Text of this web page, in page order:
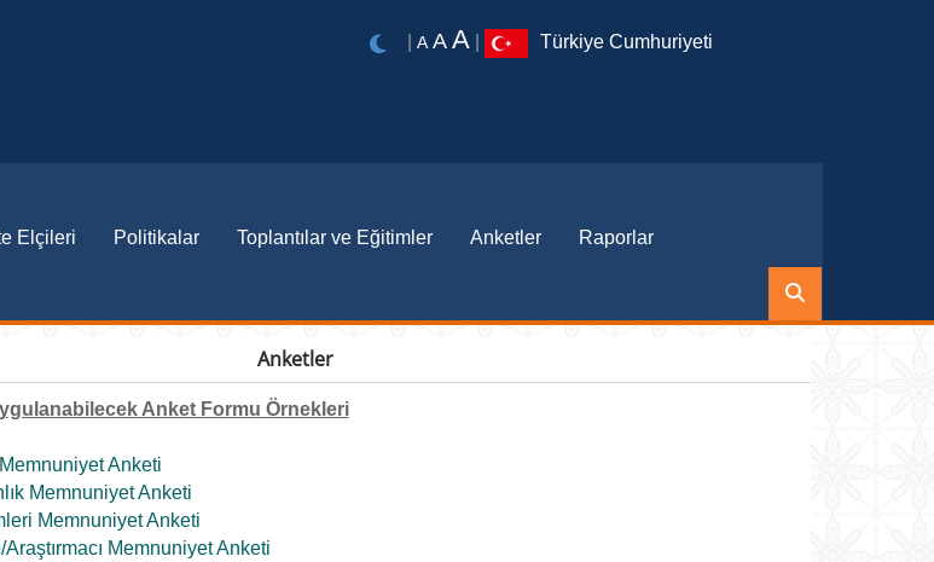
A A A Türkiye Cumhuriyeti
Elçileri Politikalar Toplantılar ve Eğitimler Anketler Raporlar
Anketler
Anket Formu Örnekleri
Anketi
Memnuniyet Anketi
Memnuniyet Anketi
Memnuniyet Anketi